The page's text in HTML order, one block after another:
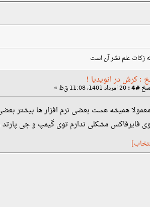
زکات علم نشر آن است
: کرش در انویدیا !
#4 :
همیشه هست بعضی نرم افزار ها بیشتر
فایرفاکس مشکلی ندارم توی گیمپ و جی